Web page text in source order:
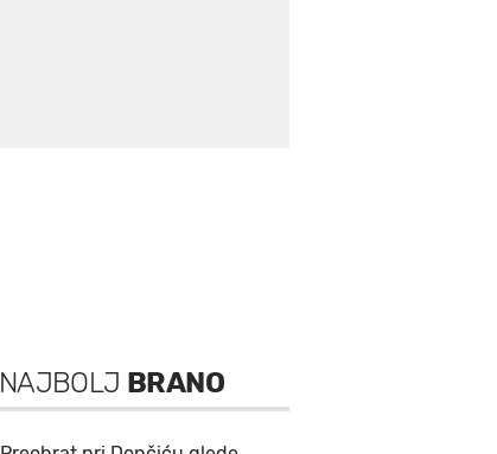
NAJBOLJ BRANO